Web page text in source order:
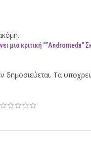
μια κριτική “”Andromeda”
δημοσιεύεται. Τα